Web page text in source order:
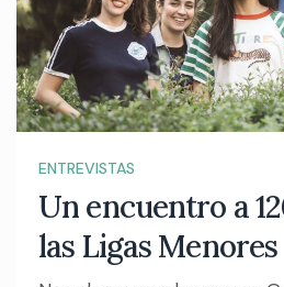
ENTREVISTAS
Un encuentro a
las Ligas Menores